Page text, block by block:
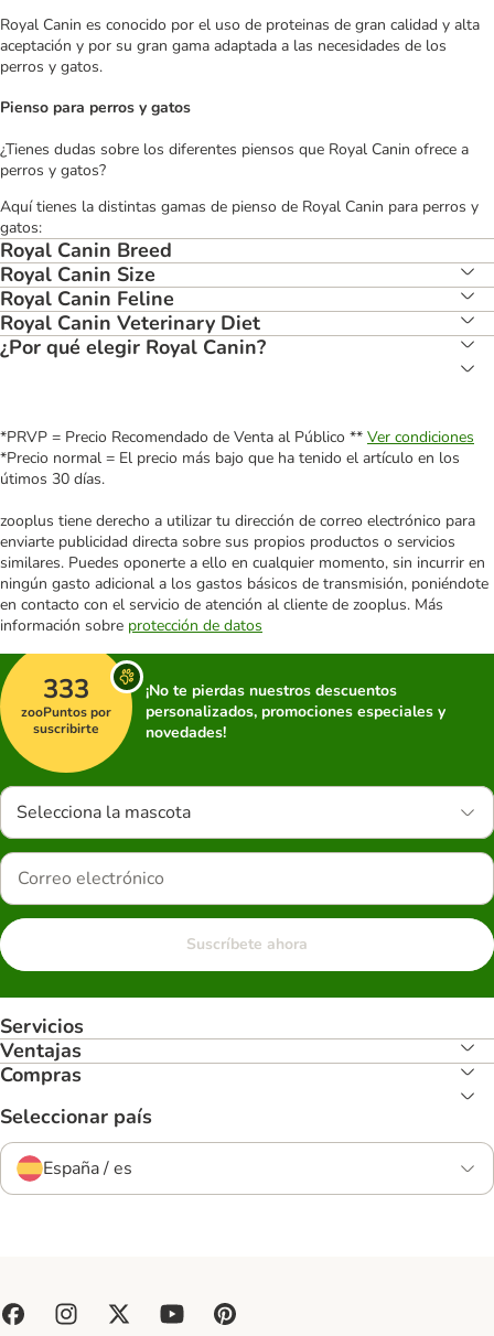
Royal Canin es conocido por el uso de proteinas de gran calidad y alta
aceptación y por su gran gama adaptada a las necesidades de los
perros y gatos.
Pienso para perros y gatos
¿Tienes dudas sobre los diferentes piensos que Royal Canin ofrece a
perros y gatos?
Aquí tienes la distintas gamas de pienso de Royal Canin para perros y
gatos:
Royal Canin Breed
Royal Canin Size
Royal Canin Feline
Royal Canin Veterinary Diet
¿Por qué elegir Royal Canin?
*PRVP = Precio Recomendado de Venta al Público ** Ver condiciones
*Precio normal = El precio más bajo que ha tenido el artículo en los
útimos 30 días.
zooplus tiene derecho a utilizar tu dirección de correo electrónico para
enviarte publicidad directa sobre sus propios productos o servicios
similares. Puedes oponerte a ello en cualquier momento, sin incurrir en
ningún gasto adicional a los gastos básicos de transmisión, poniéndote
en contacto con el servicio de atención al cliente de zooplus. Más
información sobre protección de datos
333
zooPuntos por
suscribirte
¡No te pierdas nuestros descuentos
personalizados, promociones especiales y
novedades!
Selecciona la mascota
Suscríbete ahora
Servicios
Ventajas
Compras
Seleccionar país
España / es